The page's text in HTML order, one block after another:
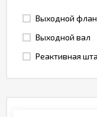
Выходной
Выходной вал
Реактивная